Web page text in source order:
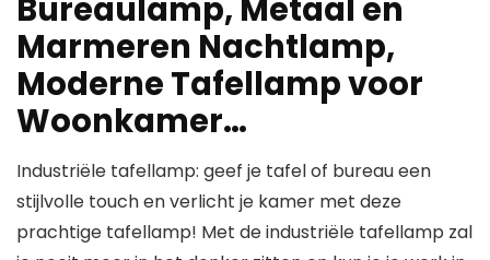
Bureaulamp, Metaal en
Marmeren Nachtlamp,
Moderne Tafellamp voor
Woonkamer…
Industriële tafellamp: geef je tafel of bureau een
stijlvolle touch en verlicht je kamer met deze
prachtige tafellamp! Met de industriële tafellamp zal